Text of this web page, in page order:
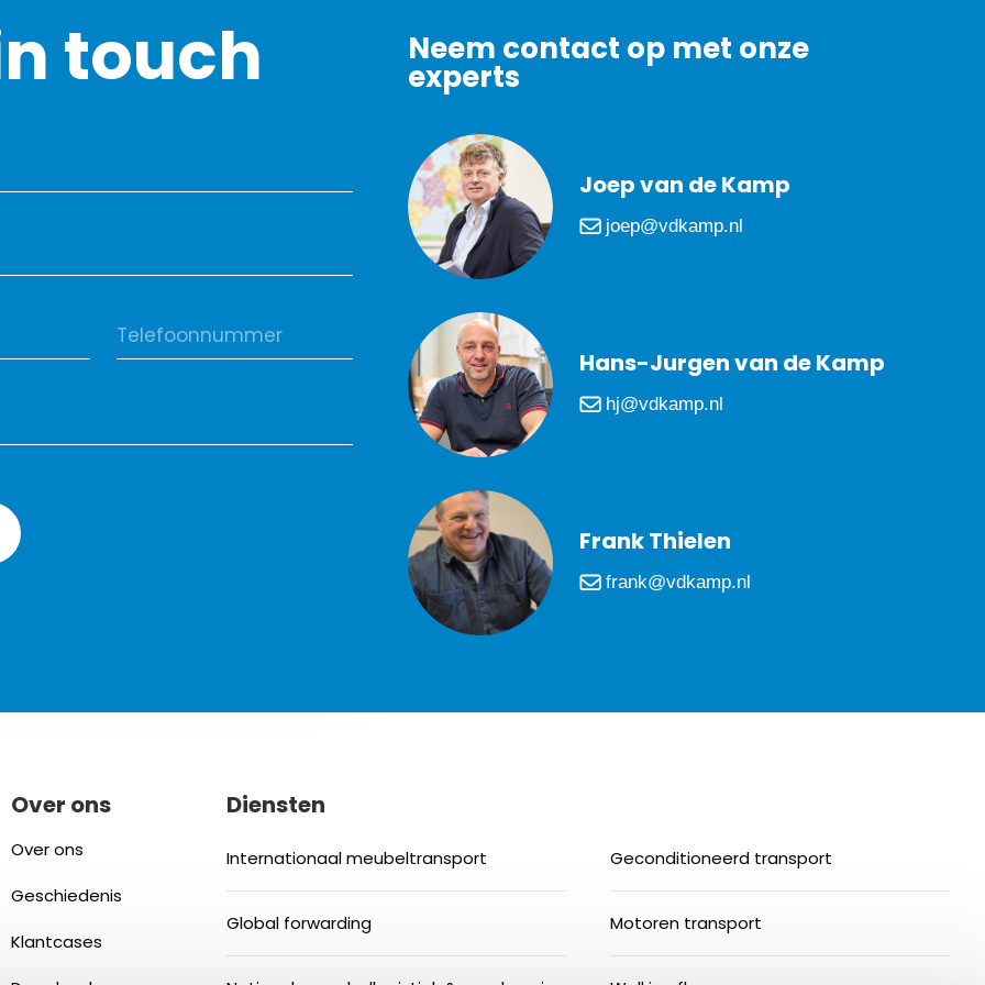
touch Neem contact op met onze
experts
Joep van de Kamp
joep@vdkamp.nl
Hans-Jurgen van de Kamp
hj@vdkamp.nl
Frank Thielen
frank@vdkamp.nl
Over ons
Over ons
Geschiedenis
Klantcases
Diensten
Internationaal meubeltransport
Global forwarding
Geconditioneerd transport
Motoren transport